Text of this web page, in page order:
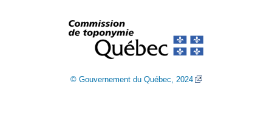
© Gouvernement du Québec, 2024